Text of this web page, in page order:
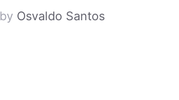
by Osvaldo Santos